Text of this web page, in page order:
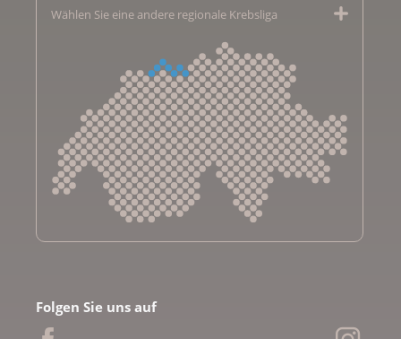
Wählen Sie eine andere regionale Krebsliga
Krebsliga Bern
Krebsliga Freiburg
Folgen Sie uns auf